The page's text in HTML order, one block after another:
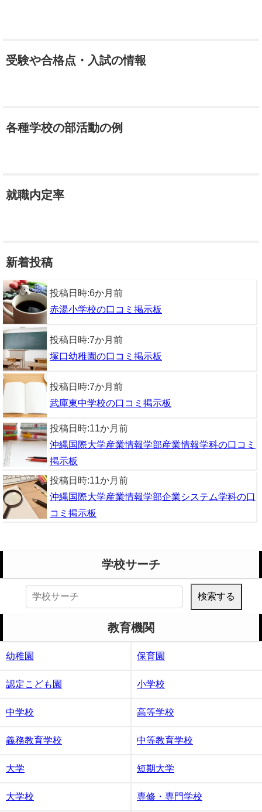
受験や合格点・入試の情報
各種学校の部活動の例
就職内定率
新着投稿
投稿日時:6か月前
赤湯小学校の口コミ掲示板
投稿日時:7か月前
塚口幼稚園の口コミ掲示板
投稿日時:7か月前
武庫東中学校の口コミ掲示板
投稿日時:11か月前
沖縄国際大学産業情報学部産業情報学科の口コミ
掲示板
投稿日時:11か月前
沖縄国際大学産業情報学部企業システム学科の口
コミ掲示板
学校サーチ
検
教育機関
幼稚園 保育園
認定こども園 小学校
中学校 高等学校
義務教育学校 中等教育学校
大学 短期大学
大学校 専修・専門学校